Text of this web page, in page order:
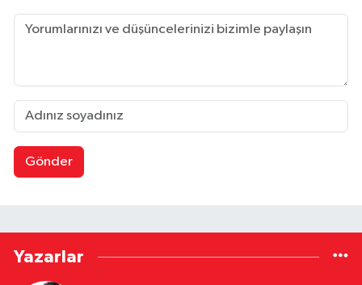
Gönder
Yazarlar